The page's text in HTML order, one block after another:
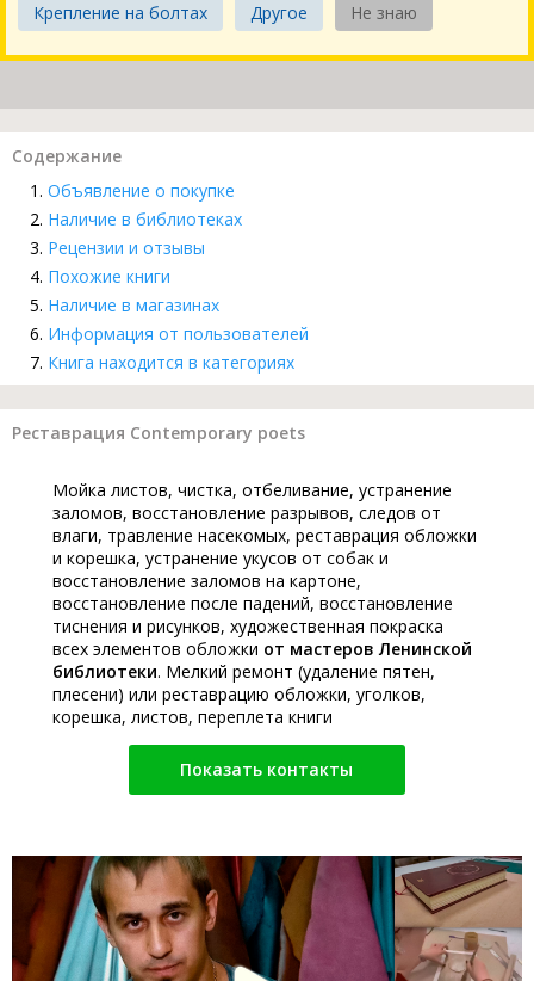
Крепление на болтах Другое Не знаю
Содержание
Объявление о покупке
Наличие в библиотеках
Рецензии и отзывы
Похожие книги
Наличие в магазинах
Информация от пользователей
Книга находится в категориях
Реставрация Contemporary poets
Мойка листов, чистка, отбеливание, устранение
заломов, восстановление разрывов, следов от
влаги, травление насекомых, реставрация обложки
и корешка, устранение укусов от собак и
восстановление заломов на картоне,
восстановление после падений, восстановление
тиснения и рисунков, художественная покраска
всех элементов обложки от мастеров Ленинской
библиотеки. Мелкий ремонт (удаление пятен,
плесени) или реставрацию обложки, уголков,
корешка, листов, переплета книги
Показать контакты